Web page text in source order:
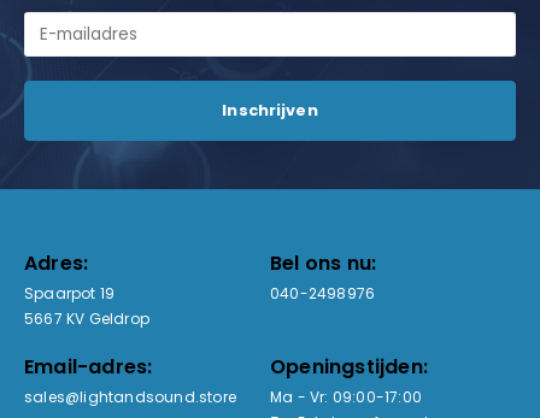
Adres:
Spaarpot 19
5667 KV Geldrop
Bel ons nu:
040-2498976
Email-adres:
sales@lightandsound.store
Openingstijden:
Ma - Vr: 09:00-17:00